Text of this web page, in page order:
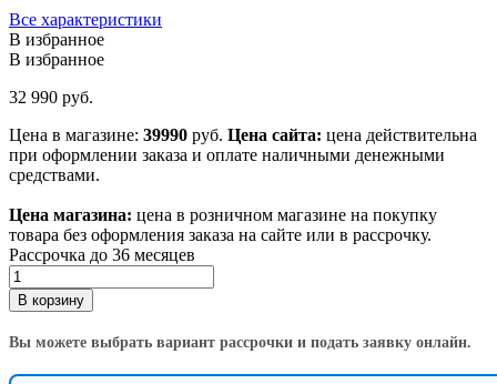
Все характеристики
В избранное
В избранное
32 990 руб.
Цена в магазине: 39990 руб. Цена сайта: цена действительна
при оформлении заказа и оплате наличными денежными
средствами.
Цена магазина: цена в розничном магазине на покупку
товара без оформления заказа на сайте или в рассрочку.
Рассрочка до 36 месяцев
Количество
товара
Выпрямитель
Dyson
Airstrait
HT01,
В корзину
Вы можете выбрать вариант рассрочки и подать заявку онлайн.